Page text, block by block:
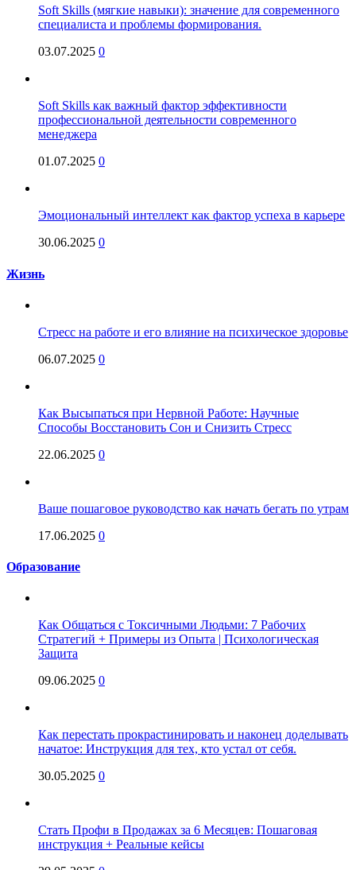
Soft Skills (мягкие навыки): значение для современного
специалиста и проблемы формирования.
03.07.2025 0
Soft Skills как важный фактор эффективности
профессиональной деятельности современного
менеджера
01.07.2025 0
Эмоциональный интеллект как фактор успеха в карьере
30.06.2025 0
Жизнь
Стресс на работе и его влияние на психическое здоровье
06.07.2025 0
Как Высыпаться при Нервной Работе: Научные
Способы Восстановить Сон и Снизить Стресс
22.06.2025 0
Ваше пошаговое руководство как начать бегать по утрам
17.06.2025 0
Образование
Как Общаться с Токсичными Людьми: 7 Рабочих
Стратегий + Примеры из Опыта | Психологическая
Защита
09.06.2025 0
Как перестать прокрастинировать и наконец доделывать
начатое: Инструкция для тех, кто устал от себя.
30.05.2025 0
Стать Профи в Продажах за 6 Месяцев: Пошаговая
инструкция + Реальные кейсы